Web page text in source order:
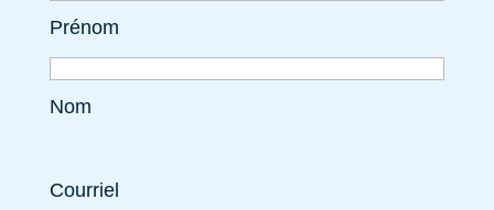
Prénom
Nom
Courriel